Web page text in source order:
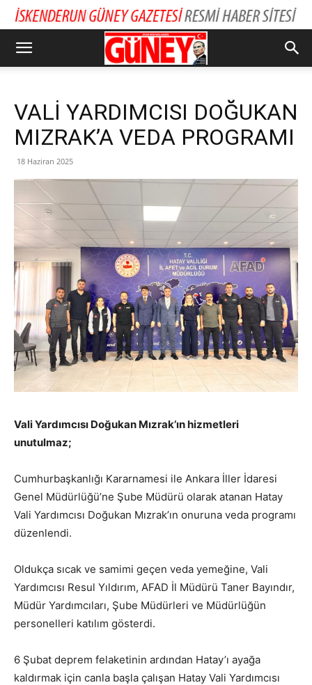
VALİ YARDIMCISI DOĞUKAN
MIZRAK’A VEDA PROGRAMI
18 Haziran 2025
Vali Yardımcısı Doğukan Mızrak’ın hizmetleri
unutulmaz;
Cumhurbaşkanlığı Kararnamesi ile Ankara İller İdaresi
Genel Müdürlüğü’ne Şube Müdürü olarak atanan Hatay
Vali Yardımcısı Doğukan Mızrak’ın onuruna veda programı
düzenlendi.
Oldukça sıcak ve samimi geçen veda yemeğine, Vali
Yardımcısı Resul Yıldırım, AFAD İl Müdürü Taner Bayındır,
Müdür Yardımcıları, Şube Müdürleri ve Müdürlüğün
personelleri katılım gösterdi.
6 Şubat deprem felaketinin ardından Hatay’ı ayağa
kaldırmak için canla başla çalışan Hatay Vali Yardımcısı